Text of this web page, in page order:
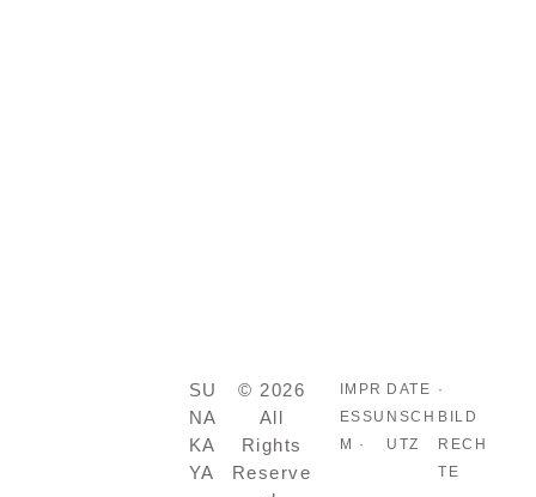
SU
NA
KA
YA
© 2026
All
Rights
Reserve
IMPR
ESSU
M ·
DATE
NSCH
UTZ
·
BILD
RECH
TE